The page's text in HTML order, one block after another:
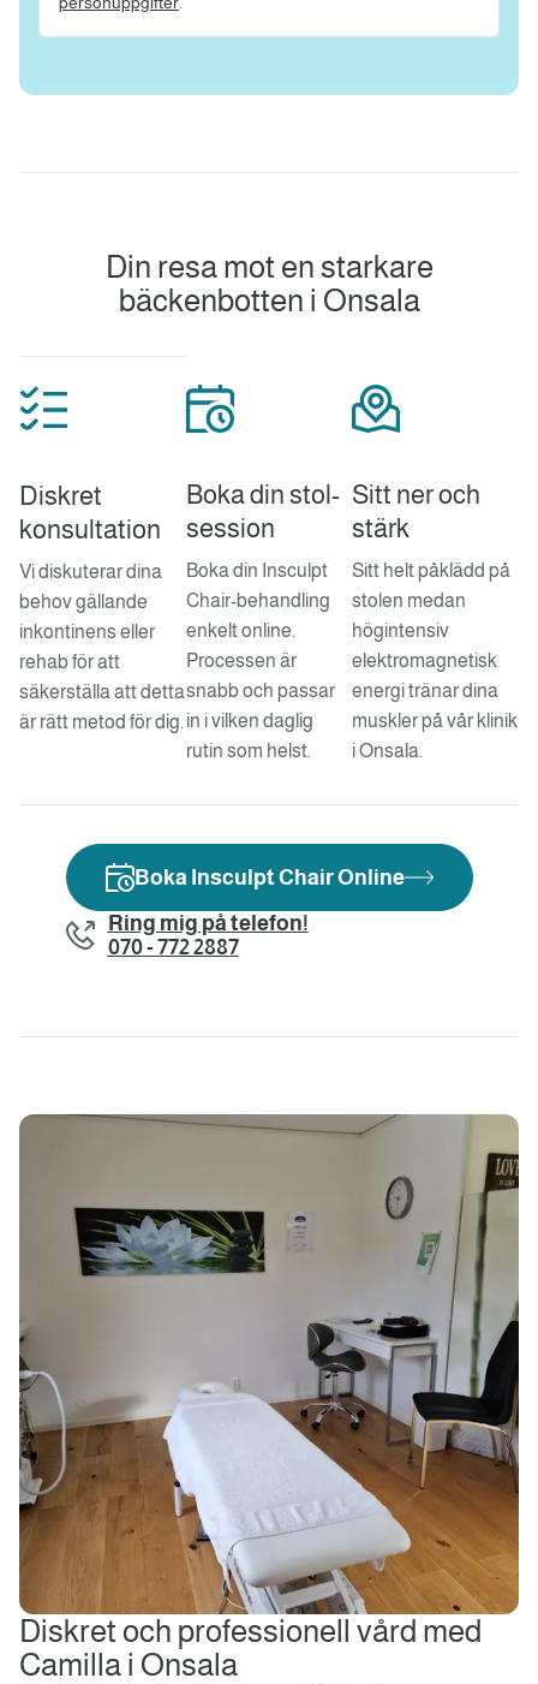
Din resa mot en starkare
bäckenbotten i Onsala
Diskret
konsultation
Vi diskuterar dina
behov gällande
inkontinens eller
rehab för att
säkerställa att detta
är rätt metod för dig.
Boka din stol-
session
Boka din Insculpt
Chair-behandling
enkelt online.
Processen är
snabb och passar
in i vilken daglig
rutin som helst.
Sitt ner och
stärk
Sitt helt påklädd på
stolen medan
högintensiv
elektromagnetisk
energi tränar dina
muskler på vår klinik
i Onsala.
Boka Insculpt Chair Online
Ring mig på telefon!
070 - 772 2887
Diskret och professionell vård med
Camilla i Onsala